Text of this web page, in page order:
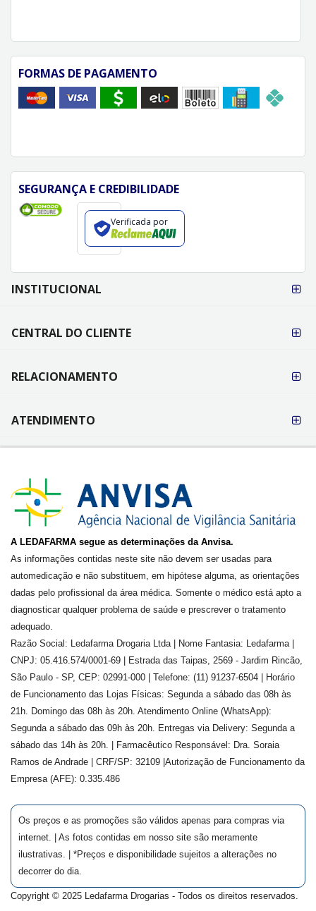
FORMAS DE PAGAMENTO
SEGURANÇA E CREDIBILIDADE
Verificada por
FORMAS DE
PAGAMENTO
INSTITUCIONAL
CENTRAL DO CLIENTE
RELACIONAMENTO
ATENDIMENTO
A LEDAFARMA segue as determinações da Anvisa.
As informações contidas neste site não devem ser usadas para
automedicação e não substituem, em hipótese alguma, as orientações
dadas pelo profissional da área médica. Somente o médico está apto a
diagnosticar qualquer problema de saúde e prescrever o tratamento
adequado.
Razão Social: Ledafarma Drogaria Ltda | Nome Fantasia: Ledafarma |
CNPJ: 05.416.574/0001-69 | Estrada das Taipas, 2569 - Jardim Rincão,
São Paulo - SP, CEP: 02991-000 | Telefone: (11) 91237-6504 | Horário
de Funcionamento das Lojas Físicas: Segunda a sábado das 08h às
21h. Domingo das 08h às 20h. Atendimento Online (WhatsApp):
Segunda a sábado das 09h às 20h. Entregas via Delivery: Segunda a
sábado das 14h às 20h. | Farmacêutico Responsável: Dra. Soraia
Ramos de Andrade
| CRF/SP: 32109 |Autorização de Funcionamento da
Empresa (AFE): 0.335.486
Os preços e as promoções são válidos apenas para compras via
internet. | As fotos contidas em nosso site são meramente
ilustrativas. | *Preços e disponibilidade sujeitos a alterações no
decorrer do dia.
Copyright © 2025 Ledafarma Drogarias - Todos os direitos reservados.